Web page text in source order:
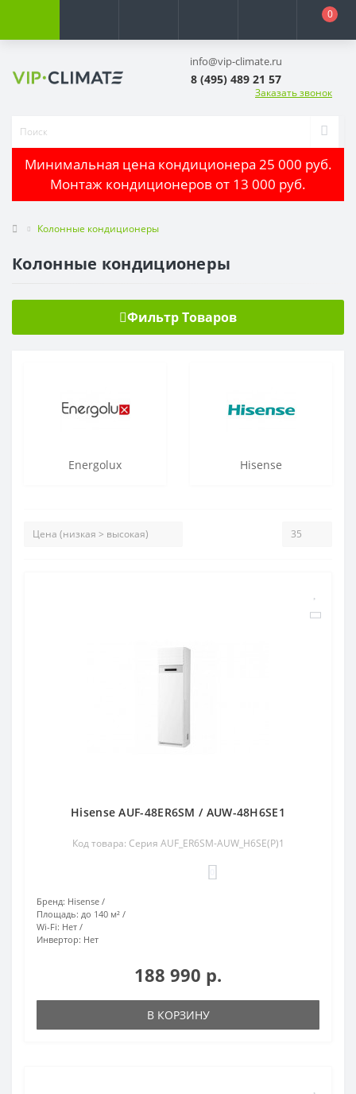
0
info@vip-climate.ru
8 (495) 489 21 57
Заказать звонок
Минимальная цена кондиционера 25 000 руб.
Монтаж кондиционеров от 13 000 руб.
Колонные кондиционеры
Колонные кондиционеры
Фильтр Товаров
Energolux Hisense
Hisense AUF-48ER6SM / AUW-48H6SE1
Код товара: Серия AUF_ER6SM-AUW_H6SE(P)1
Бренд: Hisense
Площадь: до 140 м²
Wi-Fi: Нет
Инвертор: Нет
188 990 р.
В КОРЗИНУ